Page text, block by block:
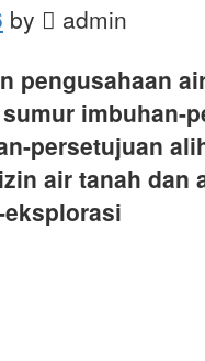
by
admin
pengusahaan
imbuhan-
persetujuan
air tanah dan